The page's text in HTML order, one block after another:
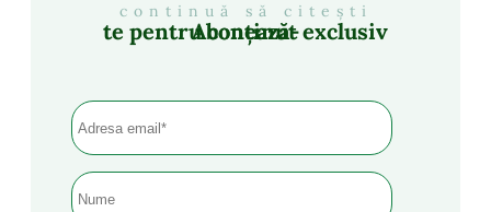
continuă să citești
Abonează-te pentru conținut exclusiv